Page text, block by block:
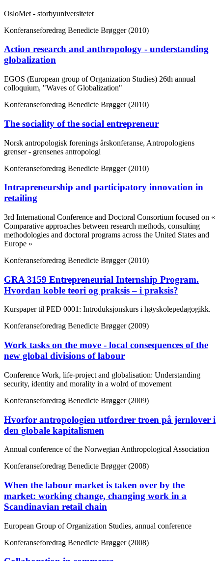
OsloMet - storbyuniversitetet
Konferanseforedrag Benedicte Brøgger (2010)
Action research and anthropology - understanding
globalization
EGOS (European group of Organization Studies) 26th annual
colloquium, "Waves of Globalization"
Konferanseforedrag Benedicte Brøgger (2010)
The sociality of the social entrepreneur
Norsk antropologisk forenings årskonferanse, Antropologiens
grenser - grensenes antropologi
Konferanseforedrag Benedicte Brøgger (2010)
Intrapreneurship and participatory innovation in
retailing
3rd International Conference and Doctoral Consortium focused on «
Comparative approaches between research methods, consulting
methodologies and doctoral programs across the United States and
Europe »
Konferanseforedrag Benedicte Brøgger (2010)
GRA 3159 Entrepreneurial Internship Program.
Hvordan koble teori og praksis – i praksis?
Kurspaper til PED 0001: Introduksjonskurs i høyskolepedagogikk.
Konferanseforedrag Benedicte Brøgger (2009)
Work tasks on the move - local consequences of the
new global divisions of labour
Conference Work, life-project and globalisation: Understanding
security, identity and morality in a wolrd of movement
Konferanseforedrag Benedicte Brøgger (2009)
Hvorfor antropologien utfordrer troen på jernlover i
den globale kapitalismen
Annual conference of the Norwegian Anthropological Association
Konferanseforedrag Benedicte Brøgger (2008)
When the labour market is taken over by the
market: working change, changing work in a
Scandinavian retail chain
European Group of Organization Studies, annual conference
Konferanseforedrag Benedicte Brøgger (2008)